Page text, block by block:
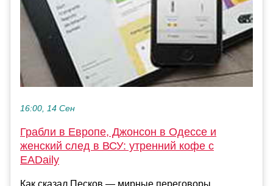
16:00, 14 Сен
Грабли в Европе, Джонсон в Одессе и
женский след в ВСУ: утренний кофе с
EADaily
Как сказал Песков — мирные переговоры